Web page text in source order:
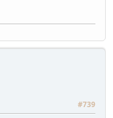
#739